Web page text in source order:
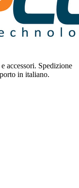
accessori. Spedizione
in italiano.